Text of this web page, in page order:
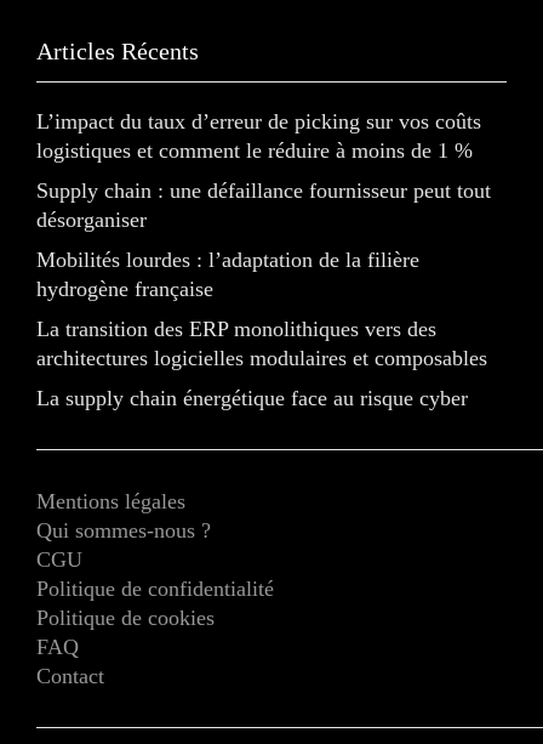
Articles Récents
L’impact du taux d’erreur de picking sur vos coûts
logistiques et comment le réduire à moins de 1 %
Supply chain : une défaillance fournisseur peut tout
désorganiser
Mobilités lourdes : l’adaptation de la filière
hydrogène française
La transition des ERP monolithiques vers des
architectures logicielles modulaires et composables
La supply chain énergétique face au risque cyber
Mentions légales
Qui sommes-nous ?
CGU
Politique de confidentialité
Politique de cookies
FAQ
Contact